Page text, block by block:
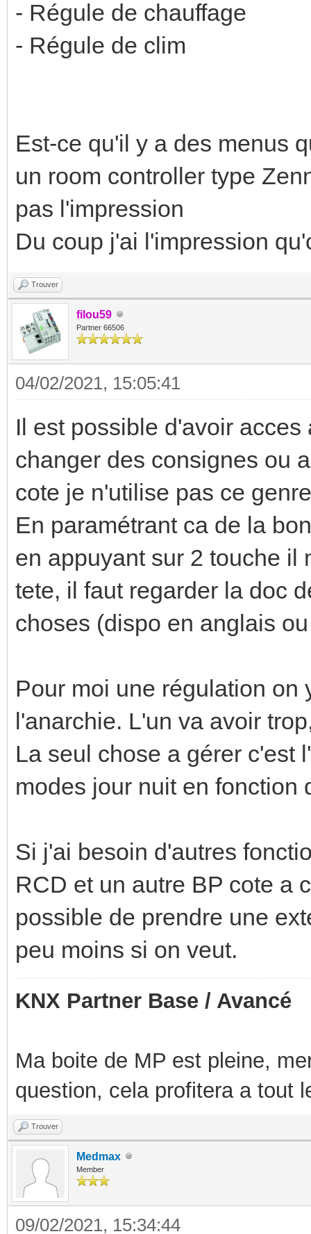
- Régule de chauffage
- Régule de clim
Est-ce qu'il y a des menus
un room controller type
pas l'impression
Du coup j'ai l'impression
Trouver
filou59
Partner 66506
04/02/2021, 15:05:41
Il est possible d'avoir
changer des consignes ou
cote je n'utilise pas ce
En paramétrant ca de la
en appuyant sur 2 touche il
tete, il faut regarder la doc
choses (dispo en anglais
Pour moi une régulation on
l'anarchie. L'un va avoir
La seul chose a gérer c'est
modes jour nuit en fonction
Si j'ai besoin d'autres
RCD et un autre BP cote a
possible de prendre une
peu moins si on veut.
KNX Partner Base / Avancé
Ma boite de MP est pleine,
question, cela profitera a tout
Trouver
Medmax
Member
09/02/2021, 15:34:44